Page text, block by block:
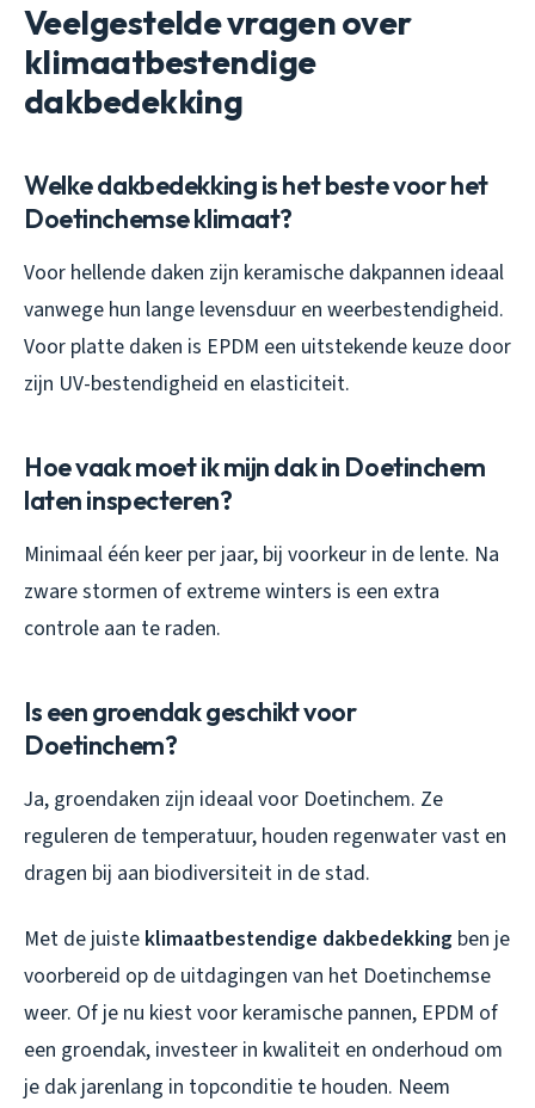
Veelgestelde vragen over
klimaatbestendige
dakbedekking
Welke dakbedekking is het beste voor het
Doetinchemse klimaat?
Voor hellende daken zijn keramische dakpannen ideaal
vanwege hun lange levensduur en weerbestendigheid.
Voor platte daken is EPDM een uitstekende keuze door
zijn UV-bestendigheid en elasticiteit.
Hoe vaak moet ik mijn dak in Doetinchem
laten inspecteren?
Minimaal één keer per jaar, bij voorkeur in de lente. Na
zware stormen of extreme winters is een extra
controle aan te raden.
Is een groendak geschikt voor
Doetinchem?
Ja, groendaken zijn ideaal voor Doetinchem. Ze
reguleren de temperatuur, houden regenwater vast en
dragen bij aan biodiversiteit in de stad.
Met de juiste klimaatbestendige dakbedekking ben je
voorbereid op de uitdagingen van het Doetinchemse
weer. Of je nu kiest voor keramische pannen, EPDM of
een groendak, investeer in kwaliteit en onderhoud om
je dak jarenlang in topconditie te houden. Neem